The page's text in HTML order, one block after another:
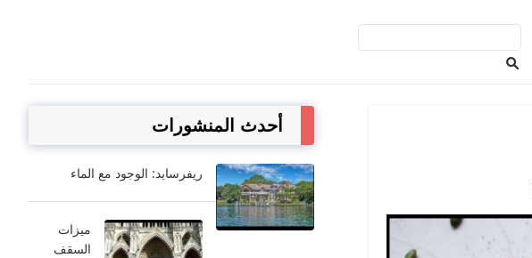
أحدث المنشورات
ريفرسايد: الوجود مع الماء
ميزات
السقف